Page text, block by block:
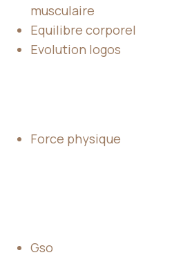
musculaire
Equilibre corporel
Evolution logos
Force physique
Gso